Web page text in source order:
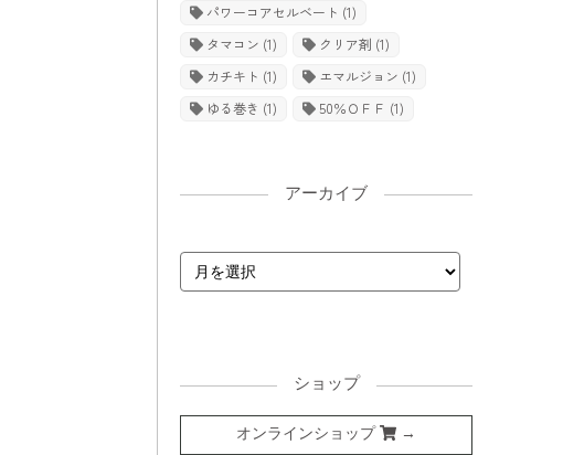
パワーコアセルベート (1)
タマコン (1) クリア剤 (1)
カチキト (1) エマルジョン (1)
ゆる巻き (1) 50％ＯＦＦ (1)
アーカイブ
ショップ
オンラインショップ →